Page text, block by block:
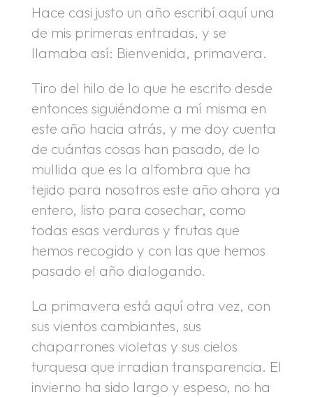
Hace casi justo un año escribí aquí una
de mis primeras entradas, y se
llamaba así: Bienvenida, primavera.
Tiro del hilo de lo que he escrito desde
entonces siguiéndome a mí misma en
este año hacia atrás, y me doy cuenta
de cuántas cosas han pasado, de lo
mullida que es la alfombra que ha
tejido para nosotros este año ahora ya
entero, listo para cosechar, como
todas esas verduras y frutas que
hemos recogido y con las que hemos
pasado el año dialogando.
La primavera está aquí otra vez, con
sus vientos cambiantes, sus
chaparrones violetas y sus cielos
turquesa que irradian transparencia. El
invierno ha sido largo y espeso, no ha